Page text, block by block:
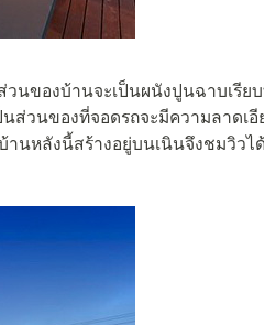
นของบ้านจะเป็นผนังปูนฉาบเรียบ
ส่วนของที่จอดรถจะมีความลาดเอี
านหลังนี้สร้างอยู่บนเนินจึงชมวิวไ